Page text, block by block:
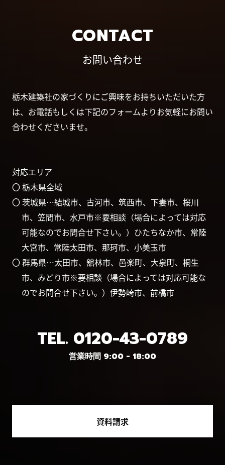
CONTACT
お問い合わせ
栃木建築社の家づくりにご興味をお持ちいただいた方
は、お電話もしくは下記のフォームよりお気軽にお問い
合わせくださいませ。
対応エリア
〇 栃木県全域
〇 茨城県…結城市、古河市、筑西市、下妻市、桜川
市、笠間市、水戸市※要相談（場合によっては対応
可能なのでお問合せ下さい。）ひたちなか市、常陸
大宮市、常陸太田市、那珂市、小美玉市
〇 群馬県…太田市、舘林市、邑楽町、大泉町、桐生
市、みどり市※要相談（場合によっては対応可能な
のでお問合せ下さい。）伊勢崎市、前橋市
TEL. 0120-43-0789
営業時間 9:00 - 18:00
資料請求